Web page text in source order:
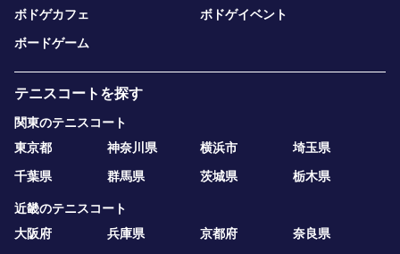
ボドゲカフェ
ボドゲイベント
ボードゲーム
テニスコートを探す
関東のテニスコート
東京都
神奈川県 横浜市
埼玉県
千葉県
群馬県 茨城県 栃木県
近畿のテニスコート
大阪府
兵庫県 京都府
奈良県